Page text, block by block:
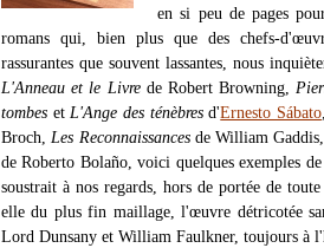
en si peu de pages
romans qui, bien plus que des chefs-
rassurantes que souvent lassantes, nous
L'Anneau et le Livrede Robert Browning,
tombes et L'Ange des ténèbresd'Ernesto Sábato,
Broch, Les Reconnaissancesde William Gaddis,
de Roberto Bolaño, voici quelques exemples
soustrait à nos regards, hors de portée de
elle du plus fin maillage, l'œuvre détricotée
Lord Dunsany et William Faulkner, toujours à